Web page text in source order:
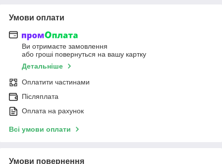
Умови оплати
Ви отримаєте замовлення
або гроші повернуться на вашу картку
Детальніше
Оплатити частинами
Післяплата
Оплата на рахунок
Всі умови оплати
Умови повернення